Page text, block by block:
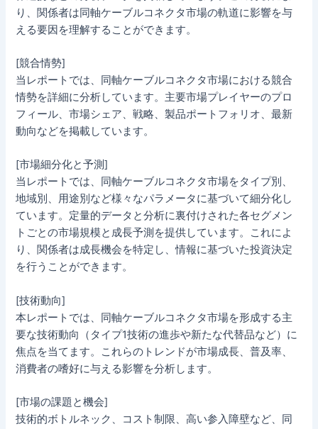
り、関係者は同軸ケーブルコネクタ市場の軌道に影響を与
える要因を理解することができます。
[競合情勢]
当レポートでは、同軸ケーブルコネクタ市場における競合
情勢を詳細に分析しています。主要市場プレイヤーのプロ
フィール、市場シェア、戦略、製品ポートフォリオ、最新
動向などを掲載しています。
[市場細分化と予測]
当レポートでは、同軸ケーブルコネクタ市場をタイプ別、
地域別、用途別など様々なパラメータに基づいて細分化し
ています。定量的データと分析に裏付けされた各セグメン
トごとの市場規模と成長予測を提供しています。これによ
り、関係者は成長機会を特定し、情報に基づいた投資決定
を行うことができます。
[技術動向]
本レポートでは、同軸ケーブルコネクタ市場を形成する主
要な技術動向（タイプ1技術の進歩や新たな代替品など）に
焦点を当てます。これらのトレンドが市場成長、普及率、
消費者の嗜好に与える影響を分析します。
[市場の課題と機会]
技術的ボトルネック、コスト制限、高い参入障壁など、同